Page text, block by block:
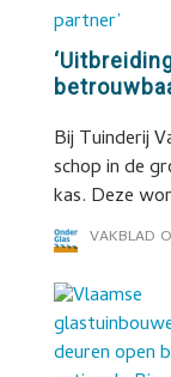
Bij Tuinderij
schop in de
kas. Deze
VAKBLAD